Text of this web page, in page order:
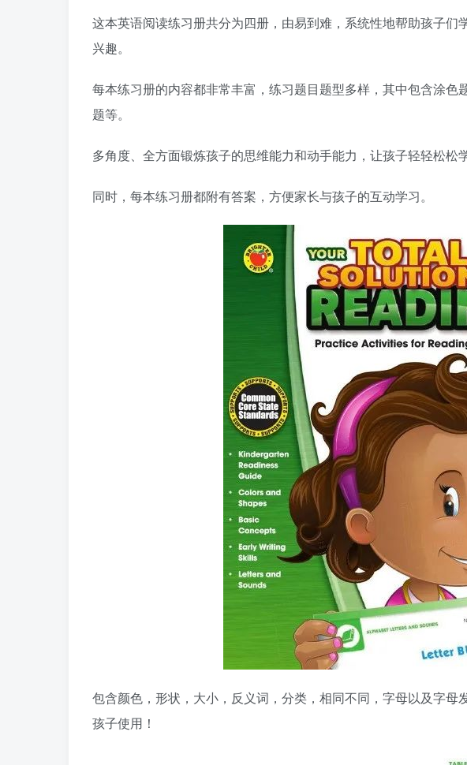
这本英语阅读练习册共分为四册，由易到难，系统性地帮助孩子们
兴趣。
每本练习册的内容都非常丰富，练习题目题型多样，其中包含涂
题等。
多角度、全方面锻炼孩子的思维能力和动手能力，让孩子轻轻松松
同时，每本练习册都附有答案，方便家长与孩子的互动学习。
包含颜色，形状，大小，反义词，分类，相同不同，字母以及字
孩子使用！